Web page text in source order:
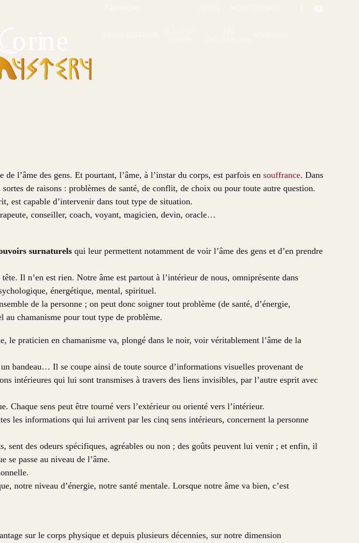
l’âme des gens. Et pourtant, l’âme, à l’instar du corps, est parfois en souffrance. Dans
de raisons : problèmes de santé, de conflit, de choix ou pour toute autre question.
est capable d’intervenir dans tout type de situation.
conseiller, coach, voyant, magicien, devin, oracle…
surnaturels qui leur permettent notamment de voir l’âme des gens et d’en prendre
Il n’en est rien. Notre âme est partout à l’intérieur de nous, omniprésente dans
énergétique, mental, spirituel.
de la personne ; on peut donc soigner tout problème (de santé, d’énergie,
chamanisme pour tout type de problème.
le praticien en chamanisme va, plongé dans le noir, voir véritablement l’âme de la
bandeau… Il se coupe ainsi de toute source d’informations visuelles provenant de
intérieures qui lui sont transmises à travers des liens invisibles, par l’autre esprit avec
sens peut être tourné vers l’extérieur ou orienté vers l’intérieur.
les informations qui lui arrivent par les cinq sens intérieurs, concernent la personne
sent des odeurs spécifiques, agréables ou non ; des goûts peuvent lui venir ; et enfin, il
se passe au niveau de l’âme.
notre niveau d’énergie, notre santé mentale. Lorsque notre âme va bien, c’est
sur le corps physique et depuis plusieurs décennies, sur notre dimension